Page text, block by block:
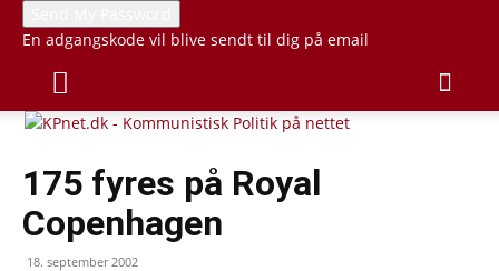
En adgangskode vil blive sendt til dig på email
175 fyres på Royal
Copenhagen
18. september 2002